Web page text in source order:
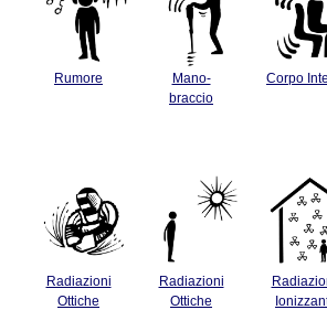
Rumore
Mano-
braccio
Corpo
Radiazioni
Ottiche
Radiazioni
Ottiche